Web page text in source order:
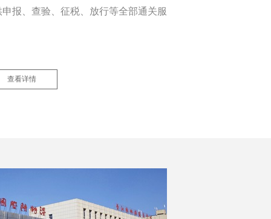
报、查验、征税、放行等全部通关服
查看详情